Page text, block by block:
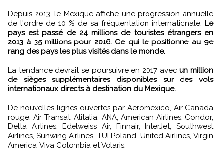
Depuis 2013, le Mexique affiche une progression annuelle
de l'ordre de 10 % de sa fréquentation internationale. Le
pays est passé de 24 millions de touristes étrangers en
2013 à 35 millions pour 2016. Ce qui le positionne au 9e
rang des pays les plus visités dans le monde.
La tendance devrait se poursuivre en 2017 avecun million
de sièges supplémentaires disponibles sur des vols
internationaux directs à destination du Mexique.
De nouvelles lignes ouvertes par Aeromexico, Air Canada
rouge, Air Transat, Alitalia, ANA, American Airlines, Condor,
Delta Airlines, Edelweiss Air, Finnair, InterJet, Southwest
Airlines, Sunwing Airlines, TUI Poland, United Airlines, Virgin
America, Viva Colombia et Volaris.